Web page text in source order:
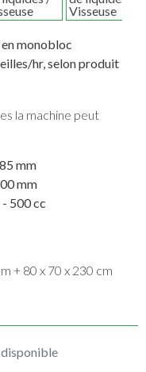
monobloc
hr, selon produit
la machine peut
mm
mm
500 cc
+ 80 x 70 x 230 cm